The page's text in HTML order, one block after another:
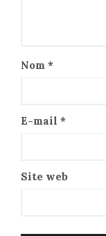
Nom *
E-mail *
Site web